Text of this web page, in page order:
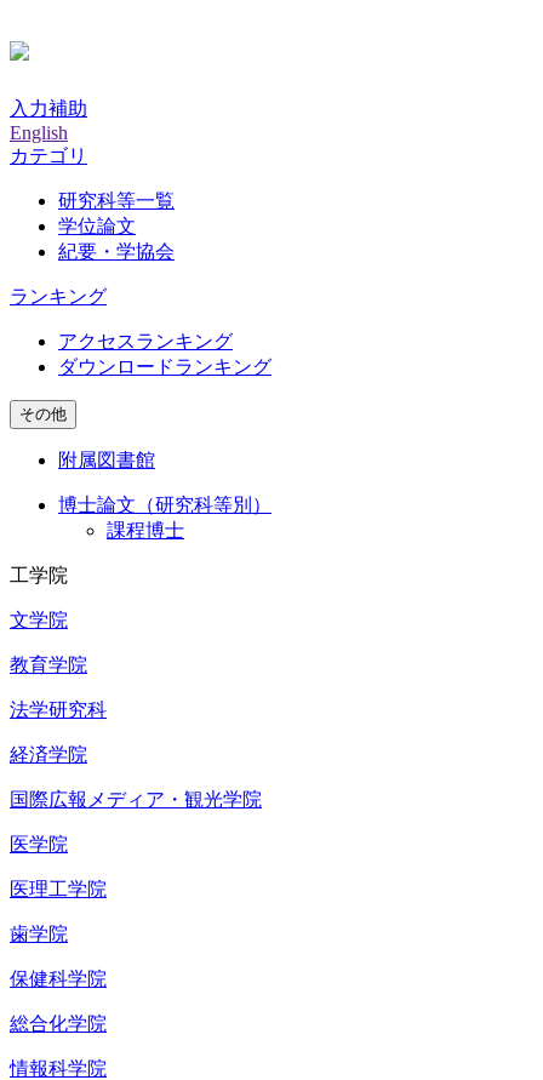
入力補助
English
カテゴリ
研究科等一覧
学位論文
紀要・学協会
ランキング
アクセスランキング
ダウンロードランキング
その他
附属図書館
博士論文（研究科等別）
課程博士
工学院
文学院
教育学院
法学研究科
経済学院
国際広報メディア・観光学院
医学院
医理工学院
歯学院
保健科学院
総合化学院
情報科学院